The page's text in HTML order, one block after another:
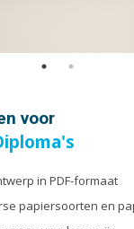
voor
in PDF-formaat
papiersoorten en